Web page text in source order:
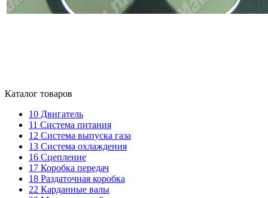
Каталог товаров
10 Двигатель
11 Система питания
12 Система выпуска газа
13 Система охлаждения
16 Сцепление
17 Коробка передач
18 Раздаточная коробка
22 Карданные валы